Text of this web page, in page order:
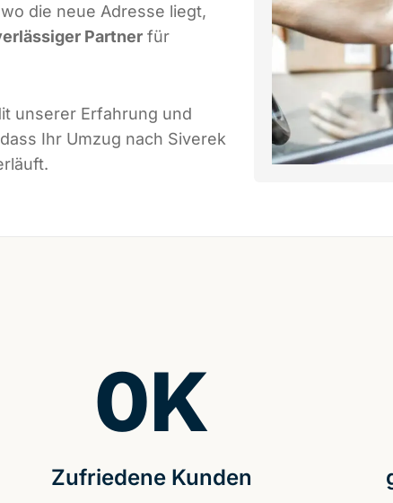
die neue Adresse liegt,
Partner für
unserer Erfahrung und
Ihr Umzug nach Siverek
Zufriedene Kunden
0K